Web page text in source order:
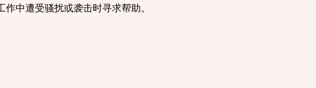
中遭受骚扰或袭击时寻求帮助。